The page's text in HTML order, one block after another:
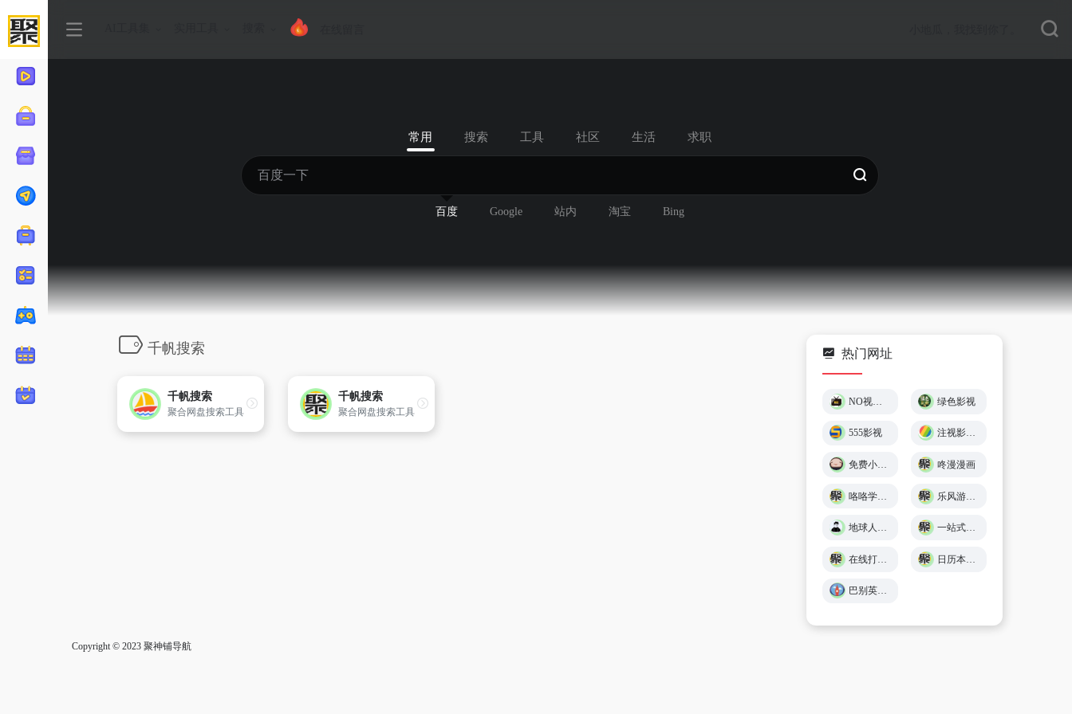
常用 搜索 工具 社区 生活 求职
百度 Google 站内 淘宝 Bing
千帆搜索
千帆搜索
聚合网盘搜索工具
千帆搜索
聚合网盘搜索工具
热门网址
绿色影视
555影视 注视影视 - 免费在线观影
免费小游戏在线玩 🕹️ 小猪秒玩 咚漫漫画
地球人导航 - 探索全网优质免费资源 一站式在线工具服务平台 - 工具派
巴别英语 - 英语听力练习,看美剧学英语
Copyright © 2023 聚神铺导航